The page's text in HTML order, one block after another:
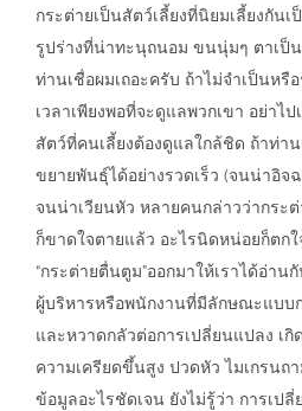
กระต่ายเป็นสัตว์เลี้ยงที่นิยมเลี้ยงกัน
รูปร่างที่น่าทะนุถนอม ขนนุ่มๆ ตาเป็
ท่านเชื่อผมเถอะครับ ถ้าไม่จำเป็นหรื
เวลาเพียงพอที่จะดูแลพวกเขา อย่าไป
สัตว์ที่คนเลี้ยงต้องดูแลใกล้ชิด ถ้าท่าน
ขยายพันธุ์ได้อย่างรวดเร็ว (จนน่าอิจ
จนน่าเวียนหัว หลายคนกล่าวว่ากระ
ก็ขาดใจตายแล้ว อะไรนิดหน่อยก็ตก
“กระต่ายตื่นตูม”ออกมาให้เราได้อ่าน
ผู้บริหารหรือพนักงานที่มีลักษณะแบบ
และหวาดกลัวต่อการเปลี่ยนแปลง เ
ความเครียดขึ้นสูง ปวดหัว ไมเกรนถ
ข้อมูลอะไรชัดเจน ยังไม่รู้ว่า การเป